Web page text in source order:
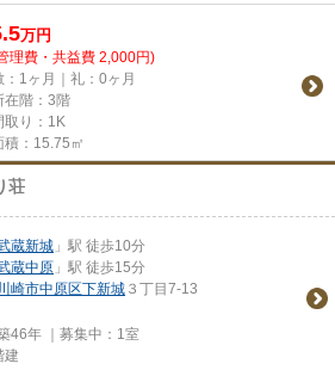
万円
理費・共益費 2,000円)
：1ヶ月｜礼：0ヶ月
在階：3階
取り：1K
積：15.75㎡
荘
蔵新城 」駅 徒歩10分
蔵中原 」駅 徒歩15分
川崎市中原区下新城 ３丁目7-13
46年 ｜募集中： 1室
建